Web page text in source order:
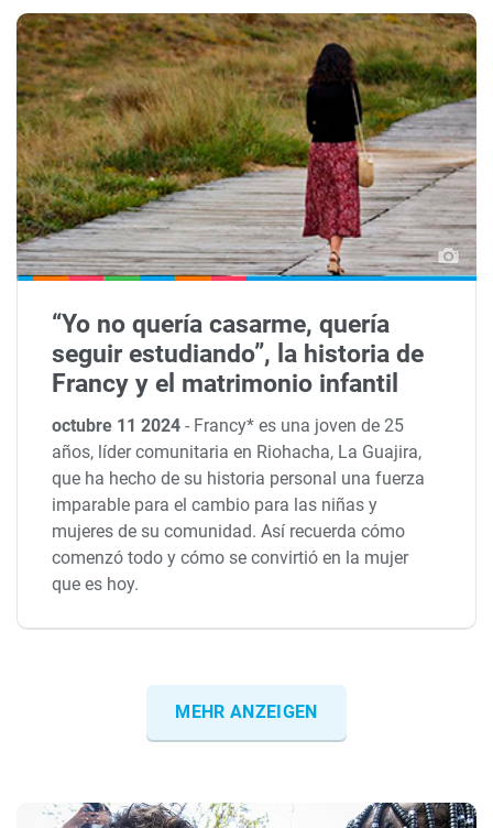
“Yo no quería casarme, quería
seguir estudiando”, la historia de
Francy y el matrimonio infantil
octubre 11 2024- Francy* es una joven de 25
años, líder comunitaria en Riohacha, La Guajira,
que ha hecho de su historia personal una fuerza
imparable para el cambio para las niñas y
mujeres de su comunidad. Así recuerda cómo
comenzó todo y cómo se convirtió en la mujer
que es hoy.
MEHR ANZEIGEN